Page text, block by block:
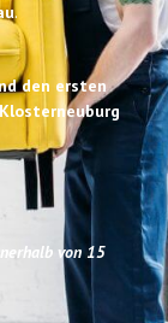
.
den ersten
von 15